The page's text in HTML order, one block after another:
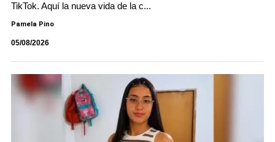
TikTok. Aquí la nueva vida de la c...
Pamela Pino
05/08/2026